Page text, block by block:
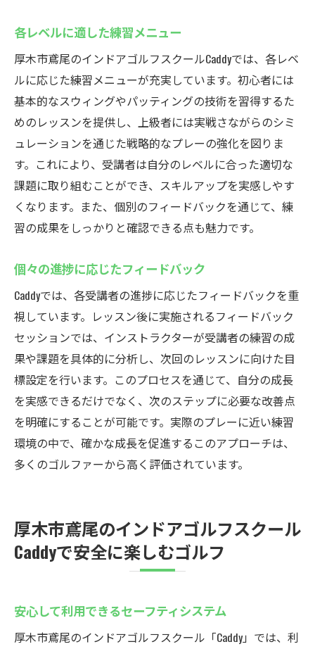
各レベルに適した練習メニュー
厚木市鳶尾のインドアゴルフスクールCaddyでは、各レベ
ルに応じた練習メニューが充実しています。初心者には
基本的なスウィングやパッティングの技術を習得するた
めのレッスンを提供し、上級者には実戦さながらのシミ
ュレーションを通じた戦略的なプレーの強化を図りま
す。これにより、受講者は自分のレベルに合った適切な
課題に取り組むことができ、スキルアップを実感しやす
くなります。また、個別のフィードバックを通じて、練
習の成果をしっかりと確認できる点も魅力です。
個々の進捗に応じたフィードバック
Caddyでは、各受講者の進捗に応じたフィードバックを重
視しています。レッスン後に実施されるフィードバック
セッションでは、インストラクターが受講者の練習の成
果や課題を具体的に分析し、次回のレッスンに向けた目
標設定を行います。このプロセスを通じて、自分の成長
を実感できるだけでなく、次のステップに必要な改善点
を明確にすることが可能です。実際のプレーに近い練習
環境の中で、確かな成長を促進するこのアプローチは、
多くのゴルファーから高く評価されています。
厚木市鳶尾のインドアゴルフスクール
Caddyで安全に楽しむゴルフ
安心して利用できるセーフティシステム
厚木市鳶尾のインドアゴルフスクール「Caddy」では、利